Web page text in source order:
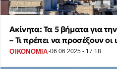
Ακίνητα: Τα 5 βήματα για
– Τι πρέπει να προσέξουν οι
ΟΙΚΟΝΟΜΙΑ·06.06.2025 - 17:18